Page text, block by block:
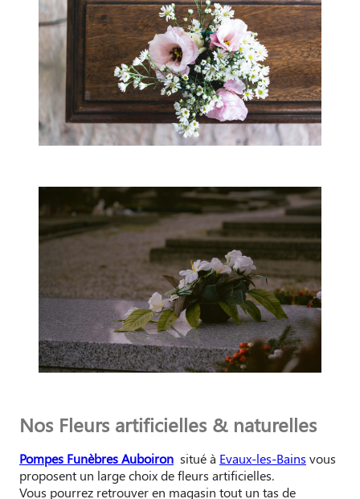
Nos Fleurs artificielles & naturelles
Pompes Funèbres Auboiron situé à Evaux-les-Bains vous
proposent un large choix de fleurs artificielles.
Vous pourrez retrouver en magasin tout un tas de